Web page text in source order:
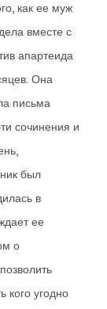
как ее муж
вместе с
апартеида
Она
письма
сочинения и
был
в
ее
о
кого угодно